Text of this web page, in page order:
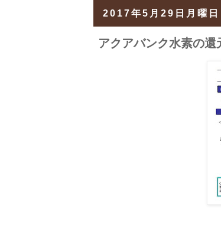
2017年5月29日月曜日
アクアバンク水素の還